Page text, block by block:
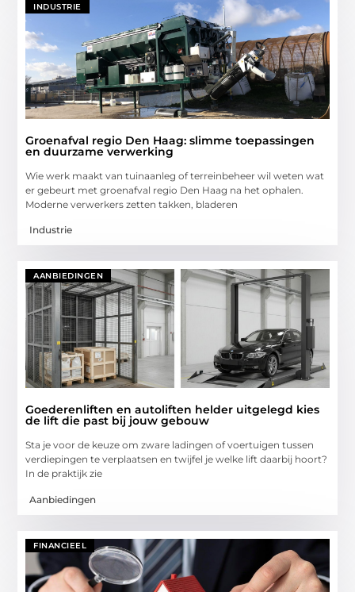
INDUSTRIE
Groenafval regio Den Haag: slimme toepassingen
en duurzame verwerking
Wie werk maakt van tuinaanleg of terreinbeheer wil weten wat
er gebeurt met groenafval regio Den Haag na het ophalen.
Moderne verwerkers zetten takken, bladeren
Industrie
AANBIEDINGEN
Goederenliften en autoliften helder uitgelegd kies
de lift die past bij jouw gebouw
Sta je voor de keuze om zware ladingen of voertuigen tussen
verdiepingen te verplaatsen en twijfel je welke lift daarbij hoort?
In de praktijk zie
Aanbiedingen
FINANCIEEL